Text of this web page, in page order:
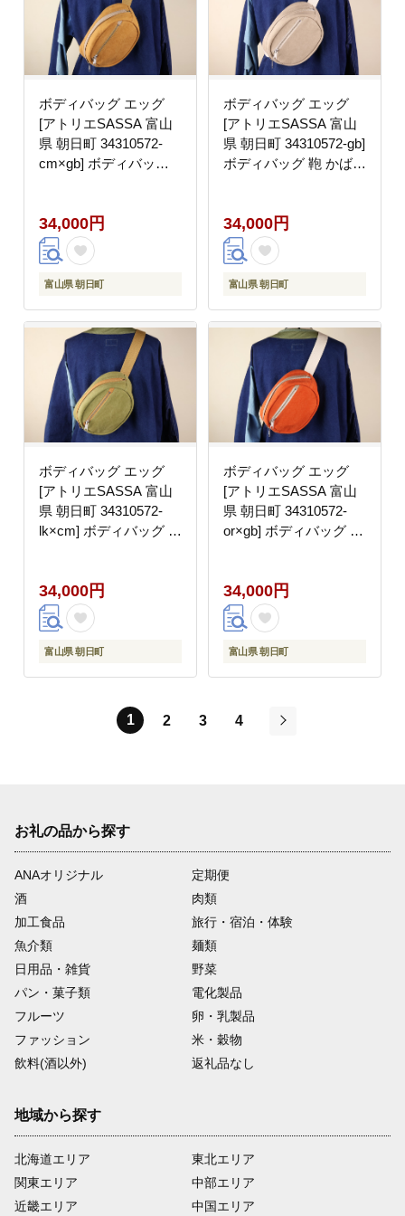
ボディバッグ エッグ
[アトリエSASSA 富山
県 朝日町 34310572-
cm×gb] ボディバッグ
ンプル レザー
34,000円
富山県 朝日町
ボディバッグ エッグ
[アトリエSASSA 富山
県 朝日町 34310572-gb]
ボディバッグ 鞄 かばん
ザー
34,000円
富山県 朝日町
ボディバッグ エッグ
[アトリエSASSA 富山
県 朝日町 34310572-
lk×cm] ボディバッグ 鞄
ル レザー
34,000円
富山県 朝日町
ボディバッグ エッグ
[アトリエSASSA 富山
県 朝日町 34310572-
or×gb] ボディバッグ 鞄
ル レザー
34,000円
富山県 朝日町
1 2 3
4
お礼の品から探す
ANAオリジナル
定期便
酒
肉類
加工食品
旅行・宿泊・体験
魚介類
麺類
日用品・雑貨
野菜
パン・菓子類
電化製品
フルーツ
卵・乳製品
ファッション
米・穀物
飲料(酒以外)
返礼品なし
地域から探す
北海道エリア
関東エリア
近畿エリア
東北エリア
中部エリア
中国エリア